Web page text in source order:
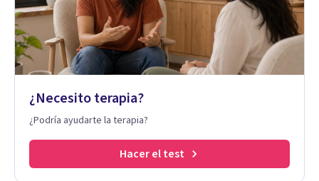
¿Necesito terapia?
¿Podría ayudarte la terapia?
Hacer el test